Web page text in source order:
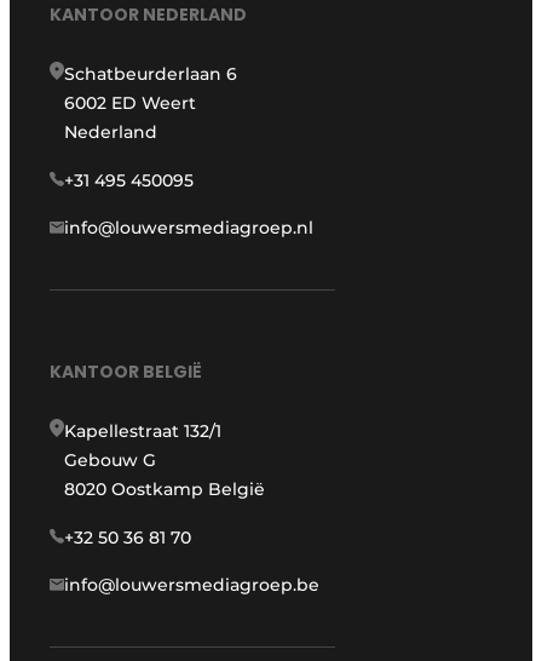
KANTOOR NEDERLAND
Schatbeurderlaan 6
6002 ED Weert
Nederland
+31 495 450095
info@louwersmediagroep.nl
KANTOOR BELGIË
Kapellestraat 132/1
Gebouw G
8020 Oostkamp België
+32 50 36 81 70
info@louwersmediagroep.be